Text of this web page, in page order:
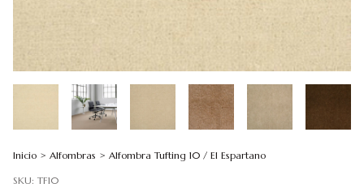
Inicio > Alfombras > Alfombra Tufting 10 / El Espartano
SKU: TF10